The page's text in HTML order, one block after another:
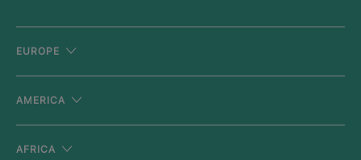
EUROPE
AMERICA
AFRICA